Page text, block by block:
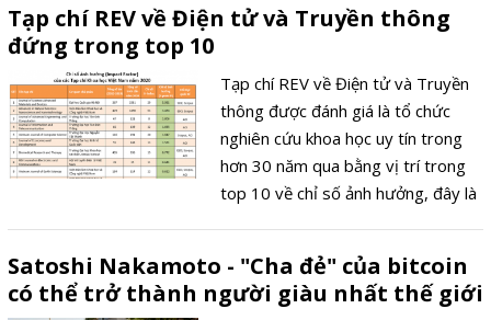
Tạp chí REV về Điện tử và Truyền thông
đứng trong top 10
Tạp chí REV về Điện tử và Truyền
thông được đánh giá là tổ chức
nghiên cứu khoa học uy tín trong
hơn 30 năm qua bằng vị trí trong
top 10 về chỉ số ảnh hưởng, đây là
Vietnam Citation Gateway thuộc
Đại học Quốc gia Hà Nội về xếp
Satoshi Nakamoto - "Cha đẻ" của bitcoin
có thể trở thành người giàu nhất thế giới